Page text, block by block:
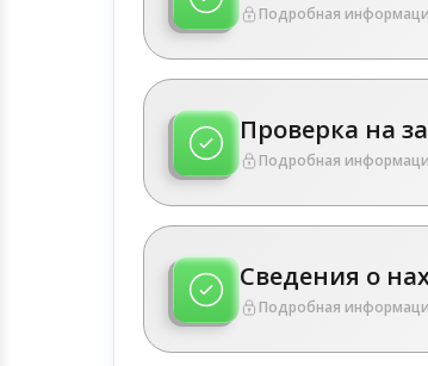
Подробная
Проверка на
Подробная
Сведения о
Подробная